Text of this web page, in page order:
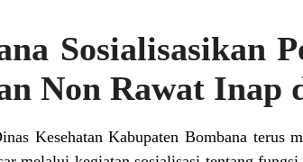
Sosialisasikan
Non Rawat Inap
Kesehatan Kabupaten Bombana terus